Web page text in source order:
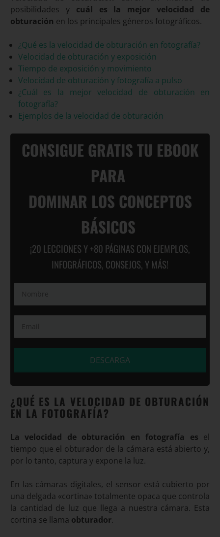
posibilidades y cuál es la mejor velocidad de
obturación en los principales géneros fotográficos.
¿Qué es la velocidad de obturación en fotografía?
Velocidad de obturación y exposición
Tiempo de exposición y movimiento
Velocidad de obturación y fotografía a pulso
¿Cuál es la mejor velocidad de obturación en
fotografía?
Ejemplos de la velocidad de obturación
CONSIGUE GRATIS TU EBOOK
PARA
DOMINAR LOS CONCEPTOS
BÁSICOS
¡20 LECCIONES Y +80 PÁGINAS CON EJEMPLOS,
INFOGRÁFICOS, CONSEJOS, Y MÁS!
DESCARGA
¿QUÉ ES LA VELOCIDAD DE OBTURACIÓN
EN LA FOTOGRAFÍA?
La velocidad de obturación en fotografía es el
tiempo que el obturador de la cámara está abierto y,
por lo tanto, captura y expone la luz.
En las cámaras digitales, el sensor está cubierto por
una delgada «cortina» totalmente opaca que controla
la cantidad de luz que llega a nuestra cámara. Esta
cortina se llama obturador.